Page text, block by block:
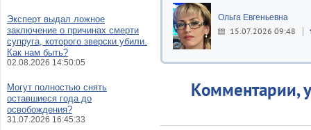
Ольга Евгеньевна
15.07.2026 09:48
Комментарии,
Эксперт выдал ложное
заключение о причинах смерти
супруга, которого зверски убили.
Как нам быть?
02.08.2026 14:50:05
Могут полностью снять
оставшиеся года до
освобождения?
31.07.2026 16:45:33